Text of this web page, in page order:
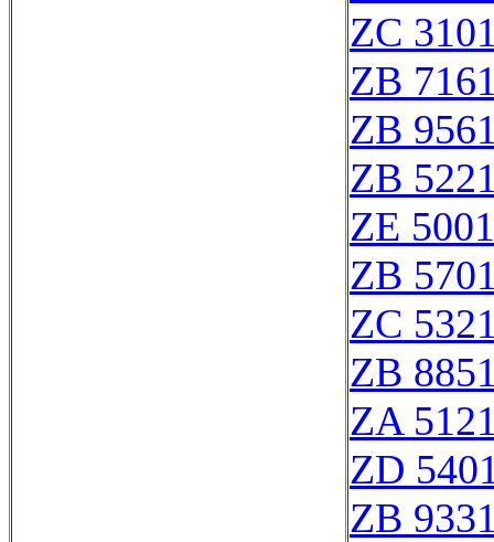
ZC
ZB
ZB
ZB
ZE
ZB
ZC
ZB
ZA
ZD
ZB